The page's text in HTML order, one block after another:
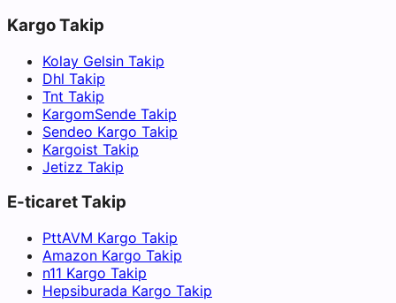
Kargo Takip
Kolay Gelsin Takip
Dhl Takip
Tnt Takip
KargomSende Takip
Sendeo Kargo Takip
Kargoist Takip
Jetizz Takip
E-ticaret Takip
PttAVM Kargo Takip
Amazon Kargo Takip
n11 Kargo Takip
Hepsiburada Kargo Takip